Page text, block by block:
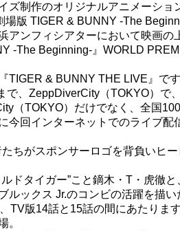
ズ制作のオリジナルアニメーショ
版 TIGER & BUNNY -The
アンフィシアターにおいて映画の
-The Beginning-』WORLD
TIGER & BUNNY THE LIVE』です
で、ZeppDiverCity（TOKYO）で
（TOKYO）だけでなく、全国
今回インターネットでのライブ配
ちがスポンサーロゴを背負いヒ
ドタイガー”こと鏑木・T・虎徹
ルックス Jr.のコンビの活躍を描い
TV版14話と15話の間にあたります
。